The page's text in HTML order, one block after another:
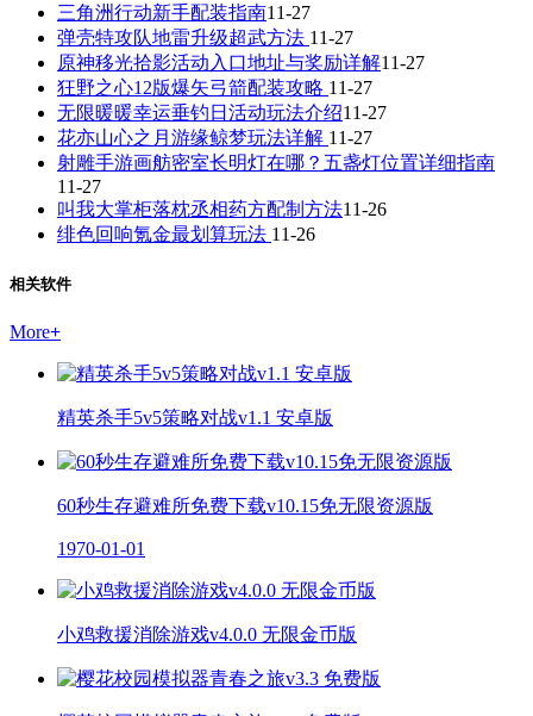
三角洲行动新手配装指南11-27
弹壳特攻队地雷升级超武方法 11-27
原神移光拾影活动入口地址与奖励详解11-27
狂野之心12版爆矢弓箭配装攻略 11-27
无限暖暖幸运垂钓日活动玩法介绍11-27
花亦山心之月游缘鲸梦玩法详解 11-27
射雕手游画舫密室长明灯在哪？五盏灯位置详细指南
11-27
叫我大掌柜落枕丞相药方配制方法11-26
绯色回响氪金最划算玩法 11-26
相关软件
More+
精英杀手5v5策略对战v1.1 安卓版
60秒生存避难所免费下载v10.15免无限资源版
1970-01-01
小鸡救援消除游戏v4.0.0 无限金币版